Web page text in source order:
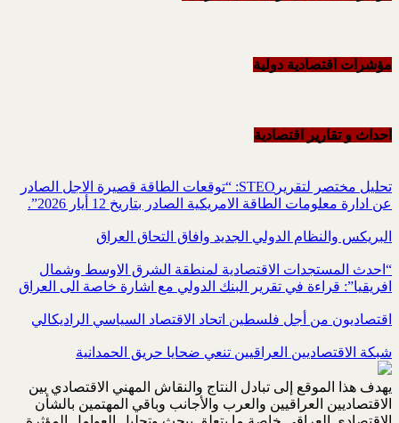
مؤشرات اقتصادية دولية
احداث و تقاریر اقتصادیة
تحليل مختصر لتقريرSTEO‏: “توقعات الطاقة قصيرة الاجل الصادر
عن ادارة معلومات الطاقة الامريكية ‏الصادر بتاريخ 12 أيار 2026”.‏
البريكس والنظام الدولي الجديد وافاق التحاق العراق
“احدث المستجدات الاقتصادية لمنطقة الشرق الاوسط وشمال
افريقيا”: قراءة في تقرير البنك الدولي مع اشارة خاصة الى العراق
اقتصاديون من أجل فلسطين اتحاد الاقتصاد السياسي الراديكالي
شبكة الاقتصاديين العراقيين تنعي ضحايا حريق الحمدانية
يهدف هذا الموقع إلى تبادل النتاج والنقاش المهني الاقتصادي بين
الاقتصاديين العراقيين والعرب والأجانب وباقي المهتمين بالشأن